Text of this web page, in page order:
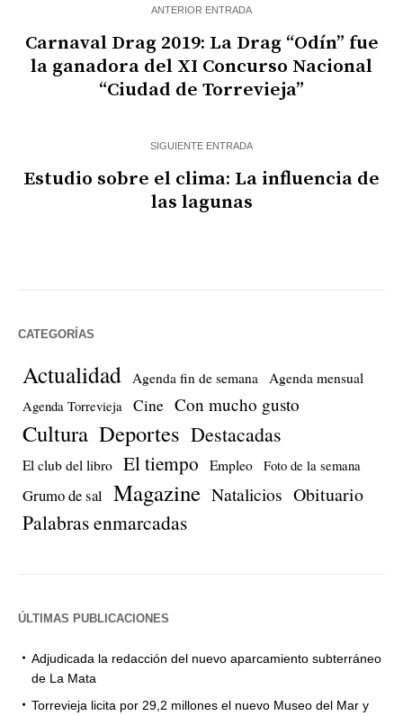
ANTERIOR ENTRADA
Carnaval Drag 2019: La Drag “Odín” fue
la ganadora del XI Concurso Nacional
“Ciudad de Torrevieja”
SIGUIENTE ENTRADA
Estudio sobre el clima: La influencia de
las lagunas
CATEGORÍAS
Actualidad Agenda fin de semana Agenda mensual
Agenda Torrevieja Cine Con mucho gusto
Cultura Deportes Destacadas
El club del libro El tiempo Empleo Foto de la semana
Grumo de sal Magazine Natalicios Obituario
Palabras enmarcadas
ÚLTIMAS PUBLICACIONES
Adjudicada la redacción del nuevo aparcamiento subterráneo
de La Mata
Torrevieja licita por 29,2 millones el nuevo Museo del Mar y